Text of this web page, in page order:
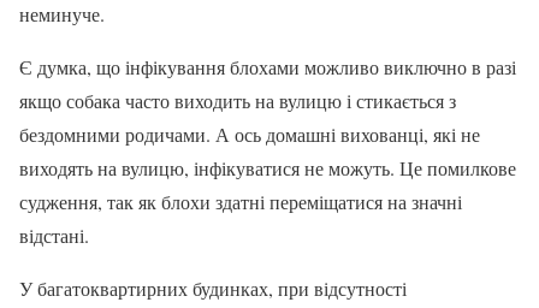
неминуче.
Є думка, що інфікування блохами можливо виключно в разі
якщо собака часто виходить на вулицю і стикається з
бездомними родичами. А ось домашні вихованці, які не
виходять на вулицю, інфікуватися не можуть. Це помилкове
судження, так як блохи здатні переміщатися на значні
відстані.
У багатоквартирних будинках, при відсутності